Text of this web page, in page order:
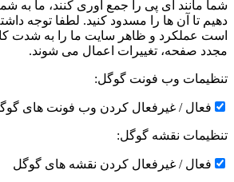
شما مانند آی پی را جمع آوری کنند، ما به
دهیم تا آن ها را مسدود کنید. لطفا توجه
است عملکرد و ظاهر سایت ما را به شدت
مجدد صفحه، تغییرات اعمال می شوند.
تنظیمات وب فونت گوگل:
فعال / غیرفعال کردن وب فونت های
تنظیمات نقشه گوگل:
فعال / غیرفعال کردن نقشه های گوگل